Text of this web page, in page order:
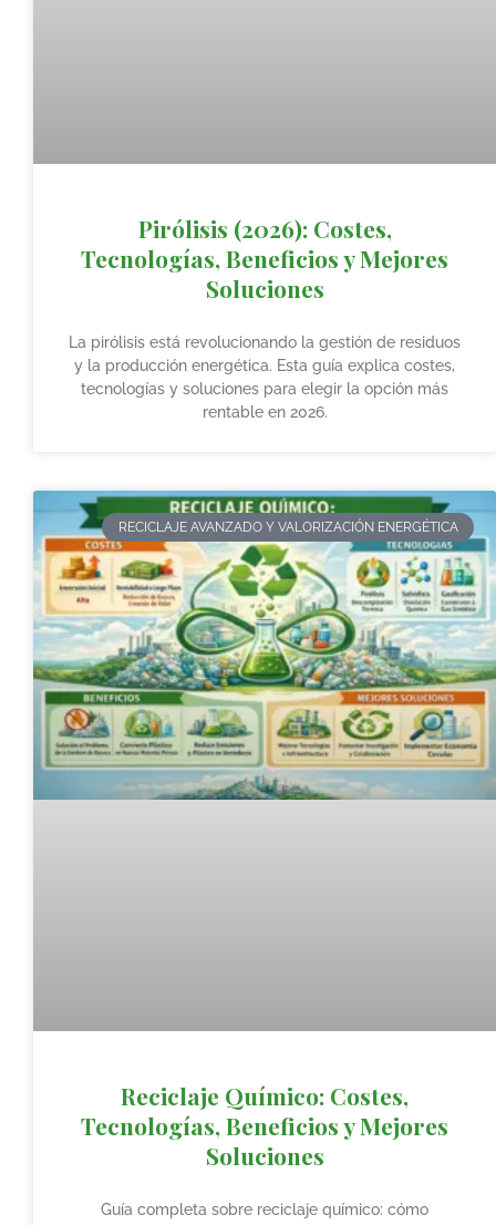
Pirólisis (2026): Costes,
Tecnologías, Beneficios y Mejores
Soluciones
La pirólisis está revolucionando la gestión de residuos
y la producción energética. Esta guía explica costes,
tecnologías y soluciones para elegir la opción más
rentable en 2026.
RECICLAJE AVANZADO Y VALORIZACIÓN ENERGÉTICA
Reciclaje Químico: Costes,
Tecnologías, Beneficios y Mejores
Soluciones
Guía completa sobre reciclaje químico: cómo